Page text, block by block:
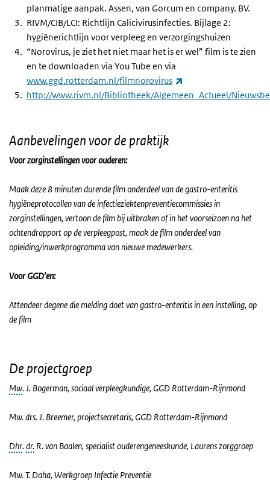
planmatige aanpak. Assen, van Gorcum en company. BV.
RIVM/CIB/LCI: Richtlijn Calicivirusinfecties. Bijlage 2:
hygiënerichtlijn voor verpleeg en verzorgingshuizen
“Norovirus, je ziet het niet maar het is er wel” film is te zien
en te downloaden via You Tube en via
www.ggd.rotterdam.nl/filmnorovirus
http://www.rivm.nl/Bibliotheek/Algemeen_Actueel/
Aanbevelingen voor de praktijk
Voor zorginstellingen voor ouderen:
Maak deze 8 minuten durende film onderdeel van de gastro-enteritis
hygiëneprotocollen van de infectieziektenpreventiecommissies in
zorginstellingen, vertoon de film bij uitbraken of in het voorseizoen na het
ochtendrapport op de verpleegpost, maak de film onderdeel van
opleiding/inwerkprogramma van nieuwe medewerkers.
Voor GGD’en:
Attendeer degene die melding doet van gastro-enteritis in een instelling, op
de film
De projectgroep
Mw. J. Bogerman, sociaal verpleegkundige, GGD Rotterdam-Rijnmond
Mw. drs. J. Breemer, projectsecretaris, GGD Rotterdam-Rijnmond
Dhr.dr. R. van Baalen, specialist ouderengeneeskunde, Laurens zorggroep
Mw. T. Daha, Werkgroep Infectie Preventie